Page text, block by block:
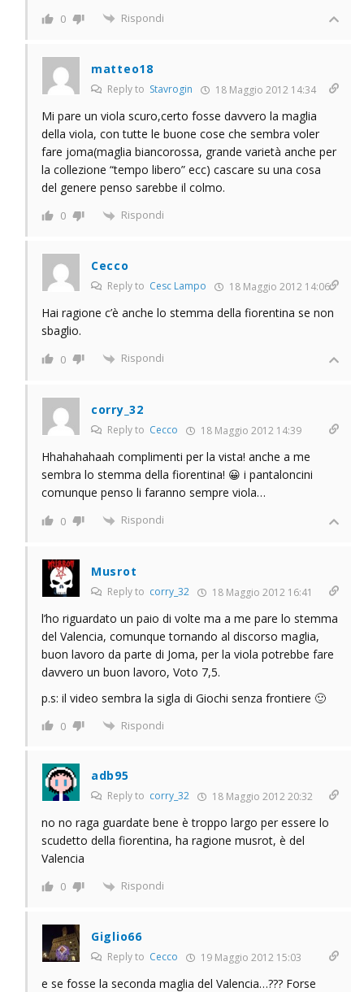
0 Rispondi
matteo18
Reply to Stavrogin 18 Maggio 2012 14:34
Mi pare un viola scuro,certo fosse davvero la maglia
della viola, con tutte le buone cose che sembra voler
fare joma(maglia biancorossa, grande varietà anche per
la collezione “tempo libero” ecc) cascare su una cosa
del genere penso sarebbe il colmo.
0 Rispondi
Cecco
Reply to Cesc Lampo 18 Maggio 2012 14:06
Hai ragione c’è anche lo stemma della fiorentina se non
sbaglio.
0 Rispondi
corry_32
Reply to Cecco 18 Maggio 2012 14:39
Hhahahahaah complimenti per la vista! anche a me
sembra lo stemma della fiorentina! 😀 i pantaloncini
comunque penso li faranno sempre viola…
0 Rispondi
Musrot
Reply to corry_32 18 Maggio 2012 16:41
l’ho riguardato un paio di volte ma a me pare lo stemma
del Valencia, comunque tornando al discorso maglia,
buon lavoro da parte di Joma, per la viola potrebbe fare
davvero un buon lavoro, Voto 7,5.
p.s: il video sembra la sigla di Giochi senza frontiere 🙂
0 Rispondi
adb95
Reply to corry_32 18 Maggio 2012 20:32
no no raga guardate bene è troppo largo per essere lo
scudetto della fiorentina, ha ragione musrot, è del
Valencia
0 Rispondi
Giglio66
Reply to Cecco 19 Maggio 2012 15:03
e se fosse la seconda maglia del Valencia…??? Forse